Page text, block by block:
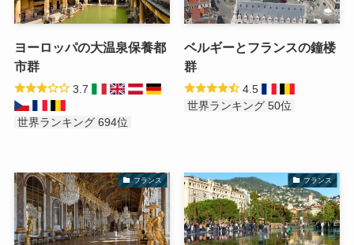
ヨーロッパの大温泉保養都
市群
3.7
世界ランキング 694位
ベルギーとフランスの鐘楼
群
4.5
世界ランキング 50位
フランス フランス